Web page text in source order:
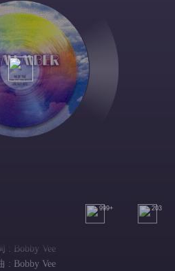
999+ 203
: Bobby Vee
: Bobby Vee